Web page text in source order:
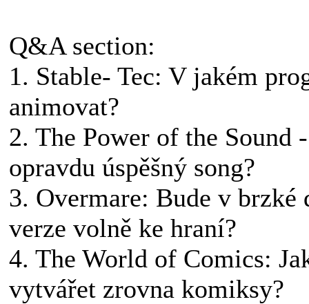
Q&A section:
1. Stable- Tec: V jakém
animovat?
2. The Power of the
opravdu úspěšný song?
3. Overmare: Bude v brzké
verze volně ke hraní?
4. The World of Comics:
vytvářet zrovna komiksy?